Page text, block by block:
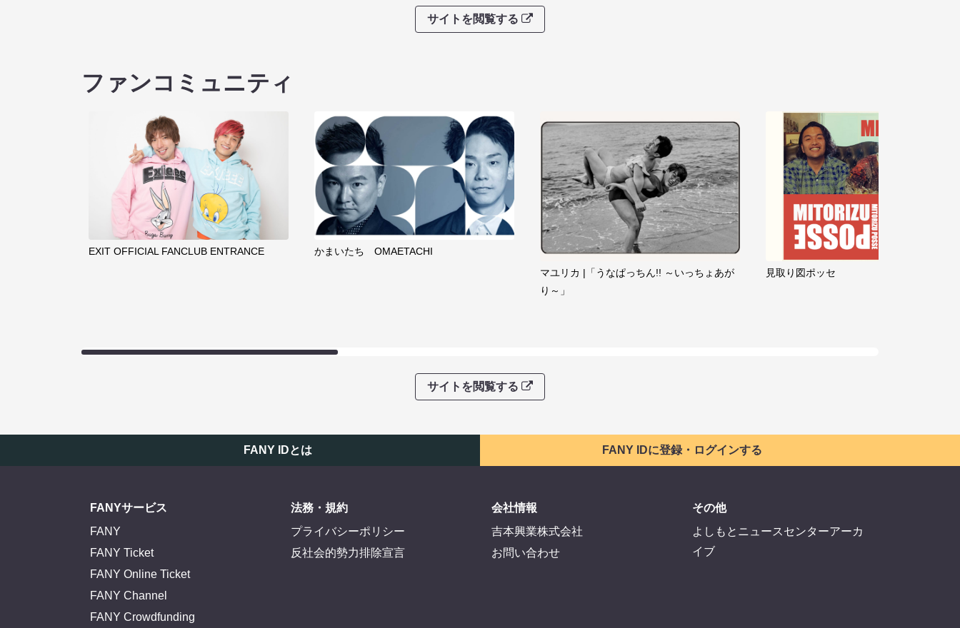
サイトを閲覧する
ファンコミュニティ
EXIT OFFICIAL FANCLUB ENTRANCE
かまいたち OMAETACHI
マユリカ |「うなぱっちん!! ～いっちょあが
り～」
見取り図ポッセ
サイトを閲覧する
FANY IDとは FANY IDに登録・ログインする
FANYサービス
FANY
FANY Ticket
FANY Online Ticket
FANY Channel
FANY Crowdfunding
法務・規約
プライバシーポリシー
反社会的勢力排除宣言
会社情報
吉本興業株式会社
お問い合わせ
その他
よしもとニュースセンターアーカ
イブ